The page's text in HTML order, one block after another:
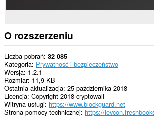
you
in
the
system
tray.
O rozszerzeniu
Liczba pobrań 32 085
Kategoria Prywatność i bezpieczeństwo
Wersja 1.2.1
Rozmiar 11,9 KB
Ostatnia aktualizacja 25 października 2018
Licencja Copyright 2018 cryptowall
Witryna usługi https://www.blockguard.net
Strona pomocy technicznej https://